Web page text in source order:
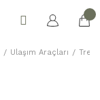
Ulaşım Araçları Tren